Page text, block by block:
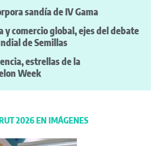
sandía de IV Gama
y comercio global, ejes del debate
de Semillas
estrellas de la
Week
2026 EN IMÁGENES